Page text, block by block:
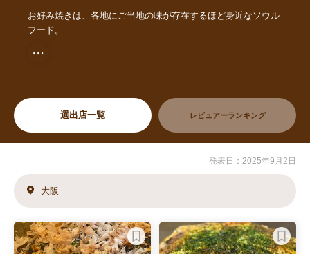
お好み焼きは、各地にご当地の味が存在するほど身近なソウル
フード。
・・・
選出店一覧 レビュアーランキング
発表日：2025年9月2日
大阪